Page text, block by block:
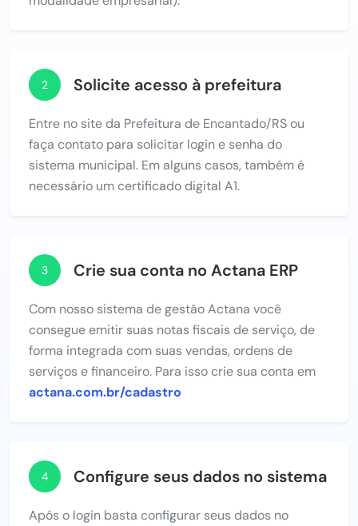
2 Solicite acesso à prefeitura
Entre no site da Prefeitura de Encantado/RS ou
faça contato para solicitar login e senha do
sistema municipal. Em alguns casos, também é
necessário um certificado digital A1.
3 Crie sua conta no Actana ERP
Com nosso sistema de gestão Actana você
consegue emitir suas notas fiscais de serviço, de
forma integrada com suas vendas, ordens de
serviços e financeiro. Para isso crie sua conta em
actana.com.br/cadastro
4 Configure seus dados no sistema
Após o login basta configurar seus dados no